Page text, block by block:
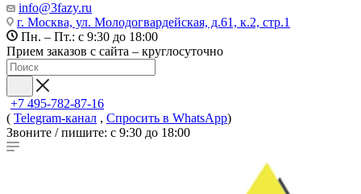
info@3fazy.ru
г. Москва, ул. Молодогвардейская, д.61, к.2, стр.1
Пн. – Пт.: с 9:30 до 18:00
Прием заказов с сайта – круглосуточно
+7 495-782-87-16
( Telegram-канал , Спросить в WhatsApp)
Звоните / пишите: с 9:30 до 18:00